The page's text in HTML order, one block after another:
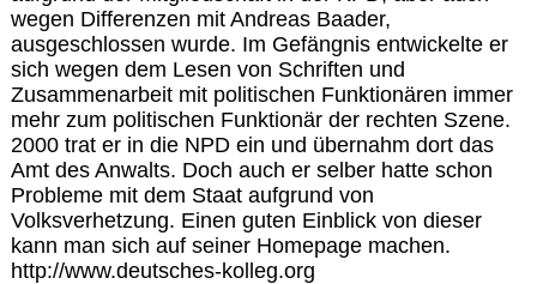
wegen Differenzen mit Andreas Baader,
ausgeschlossen wurde. Im Gefängnis entwickelte er
sich wegen dem Lesen von Schriften und
Zusammenarbeit mit politischen Funktionären immer
mehr zum politischen Funktionär der rechten Szene.
2000 trat er in die NPD ein und übernahm dort das
Amt des Anwalts. Doch auch er selber hatte schon
Probleme mit dem Staat aufgrund von
Volksverhetzung. Einen guten Einblick von dieser
kann man sich auf seiner Homepage machen.
http://www.deutsches-kolleg.org